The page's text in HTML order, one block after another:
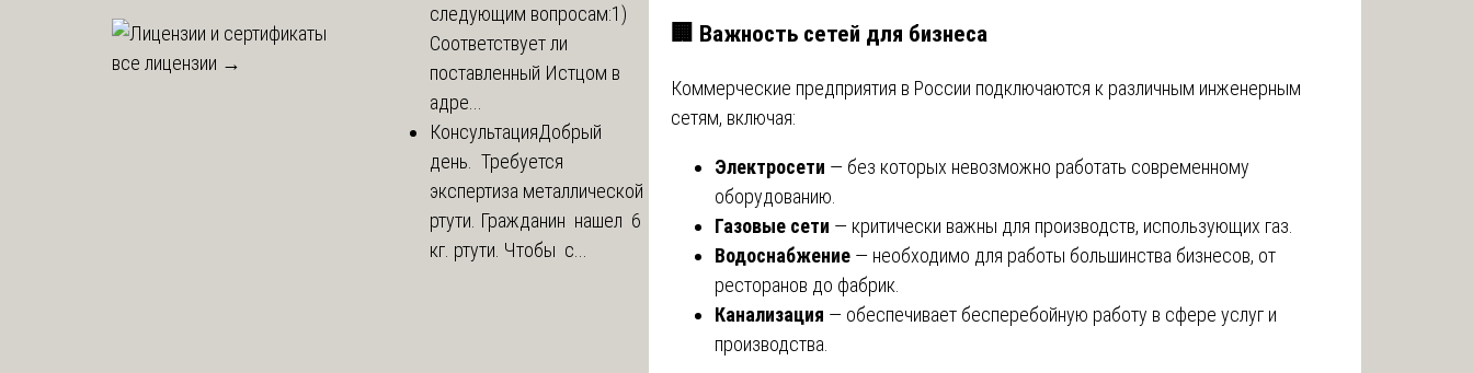
🏢 Важность сетей для бизнеса
Коммерческие предприятия в России подключаются к различным инженерным
сетям, включая:
Электросети — без которых невозможно работать современному
оборудованию.
Газовые сети — критически важны для производств, использующих газ.
Водоснабжение — необходимо для работы большинства бизнесов, от
ресторанов до фабрик.
Канализация — обеспечивает бесперебойную работу в сфере услуг и
производства.
все лицензии →
следующим вопросам:1)
Соответствует ли
поставленный Истцом в
адре...
КонсультацияДобрый
день. Требуется
экспертиза металлической
ртути. Гражданин нашел 6
кг. ртути. Чтобы с...